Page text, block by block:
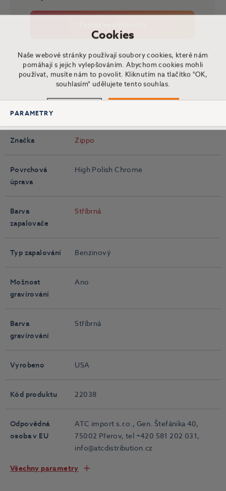
PARAMETRY
Značka Zippo
Povrchová
úprava
High Polish Chrome
Barva
zapalovače
Stříbrná
Typ zapalování Benzinový
Možnost
gravírování
Ano
Barva
gravírování
Stříbrná
Vyrobeno USA
Kód produktu 22038
Odpovědná
osoba v EU
ATC import s.r.o., Gen. Štefánika 40,
75002 Přerov, tel +420 581 202 031,
info@atcdistribution.cz
Všechny parametry
Cookies
Naše webové stránky používají soubory cookies, které nám
pomáhají s jejich vylepšováním. Abychom cookies mohli
používat, musíte nám to povolit. Kliknutím na tlačítko "OK,
souhlasím" udělujete tento souhlas.